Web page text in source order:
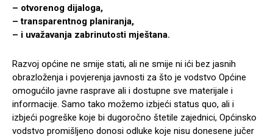
– otvorenog dijaloga,
– transparentnog planiranja,
– i uvažavanja zabrinutosti mještana.
Razvoj općine ne smije stati, ali ne smije ni ići bez jasnih
obrazloženja i povjerenja javnosti za što je vodstvo Općine
omogućilo javne rasprave ali i dostupne sve materijale i
informacije. Samo tako možemo izbjeći status quo, ali i
izbjeći pogreške koje bi dugoročno štetile zajednici, Općinsko
vodstvo promišljeno donosi odluke koje nisu donesene jučer